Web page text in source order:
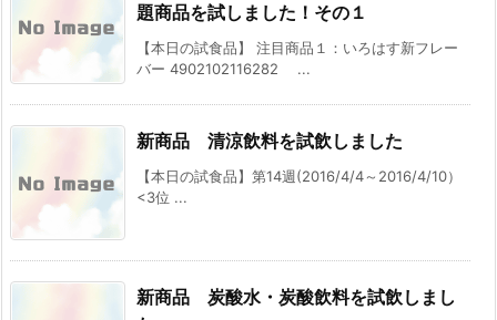
題商品を試しました！その１
【本日の試食品】 注目商品１：いろはす新フレー
バー 4902102116282 ...
新商品 清涼飲料を試飲しました
【本日の試食品】第14週(2016/4/4～2016/4/10）
<3位 ...
新商品 炭酸水・炭酸飲料を試飲しまし